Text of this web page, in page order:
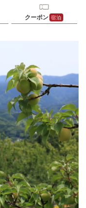
クーポン 宿泊